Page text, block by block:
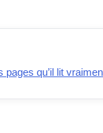
qu’il lit